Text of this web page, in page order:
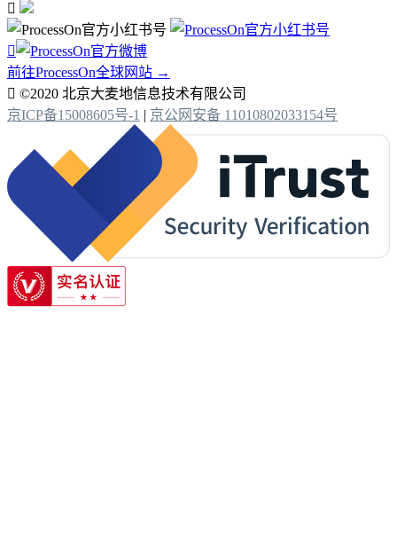


前往ProcessOn全球网站 →
 ©2020 北京大麦地信息技术有限公司
京ICP备15008605号-1 | 京公网安备 11010802033154号